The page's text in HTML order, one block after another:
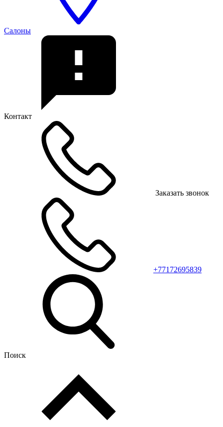
Салоны
Контакт
Заказать звонок
+77172695839
Поиск